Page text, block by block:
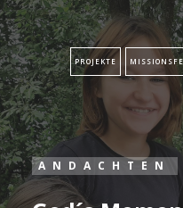
PROJEKTE
ANDACHTEN